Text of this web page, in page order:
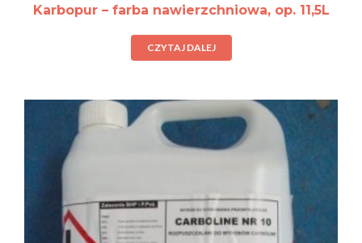
Karbopur – farba nawierzchniowa, op. 11,5L
CZYTAJ DALEJ